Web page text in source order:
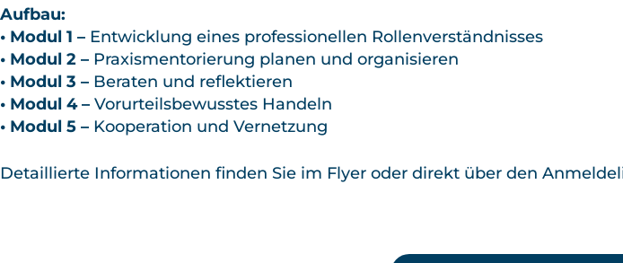
Aufbau:
• Modul 1 – Entwicklung eines professionellen Rollenverständnisses
• Modul 2 – Praxismentorierung planen und organisieren
• Modul 3 – Beraten und reflektieren
• Modul 4 – Vorurteilsbewusstes Handeln
• Modul 5 – Kooperation und Vernetzung
Detaillierte Informationen finden Sie im Flyer oder direkt über den